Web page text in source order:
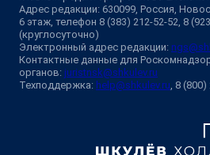
Адрес редакции: 630099, Россия,
6 этаж, телефон 8 (383) 212-52-52, 8
(круглосуточно)
Электронный адрес редакции:
Контактные данные для
органов: juristnsk@shkulev.ru
Техподдержка: help@shkulev.ru , 8